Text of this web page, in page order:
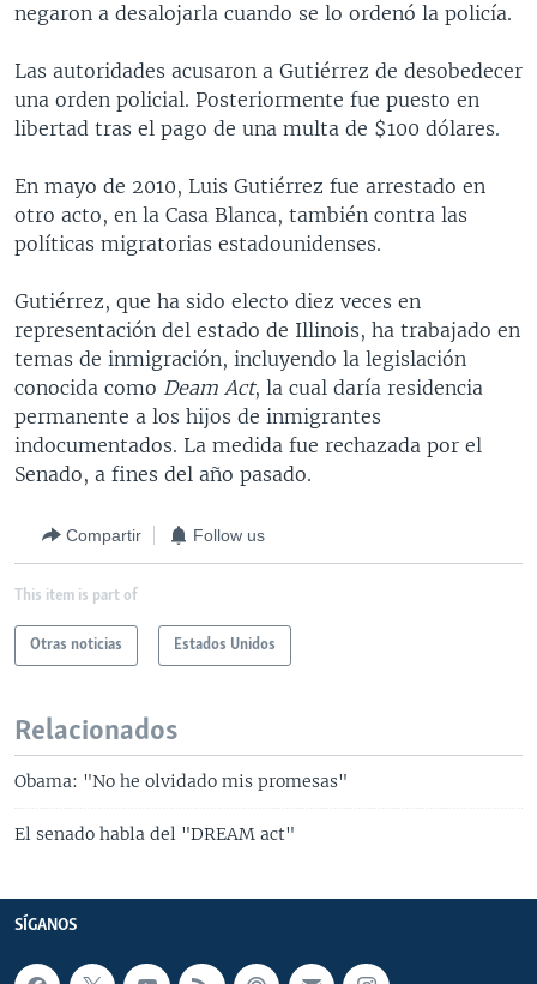
TECNOLOGÍA
DEPORTES
CIENCIA Y SALUD
FOTOGRAFÍA
EL MUNDO AL DÍA
FORO INTERAMERICANO
VISIÓN 360
PANORAMA
RADIO
AVANCE INFORMATIVO
AUDIONOTICIAS
BUENOS DÍAS AMÉRICA
ESTADOS UNIDOS AL DÍA
EL MUNDO AL DÍA [RADIO]
DEPORTIVO INTERNACIONAL
NOTA ECONÓMICA
ENTRETENIMIENTO
DOCUMENTALES DE LA VOA
SÍGANOS
Idiomas
negaron a desalojarla cuando se lo ordenó la policía.
Las autoridades acusaron a Gutiérrez de desobedecer
una orden policial. Posteriormente fue puesto en
libertad tras el pago de una multa de $100 dólares.
En mayo de 2010, Luis Gutiérrez fue arrestado en
otro acto, en la Casa Blanca, también contra las
políticas migratorias estadounidenses.
Gutiérrez, que ha sido electo diez veces en
representación del estado de Illinois, ha trabajado en
temas de inmigración, incluyendo la legislación
conocida como Deam Act, la cual daría residencia
permanente a los hijos de inmigrantes
indocumentados. La medida fue rechazada por el
Senado, a fines del año pasado.
Compartir Follow us
This item is part of
Otras noticias Estados Unidos
Relacionados
Obama: "No he olvidado mis promesas"
El senado habla del "DREAM act"
SÍGANOS